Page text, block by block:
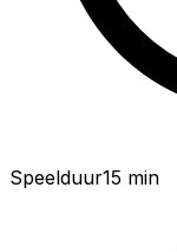
Speelduur15 min